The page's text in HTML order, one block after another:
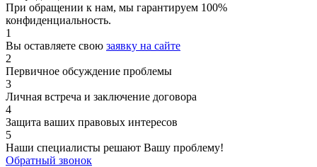
При обращении к нам, мы гарантируем 100%
конфиденциальность.
1
Вы оставляете свою заявку на сайте
2
Первичное обсуждение проблемы
3
Личная встреча и заключение договора
4
Защита ваших правовых интересов
5
Наши специалисты решают Вашу проблему!
Обратный звонок